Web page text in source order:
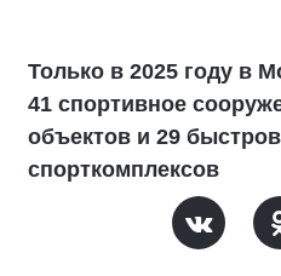
Только в 2025 году в
41 спортивное
объектов и 29
спорткомплексов